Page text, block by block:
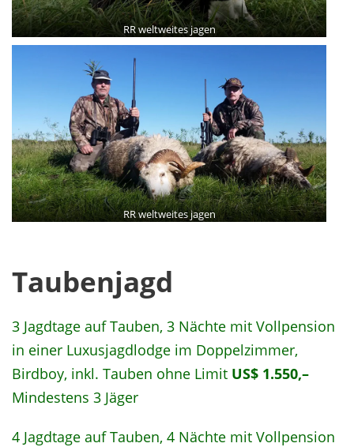
RR weltweites jagen
RR weltweites jagen
Taubenjagd
3 Jagdtage auf Tauben, 3 Nächte mit Vollpension
in einer Luxusjagdlodge im Doppelzimmer,
Birdboy, inkl. Tauben ohne Limit US$ 1.550,–
Mindestens 3 Jäger
4 Jagdtage auf Tauben, 4 Nächte mit Vollpension